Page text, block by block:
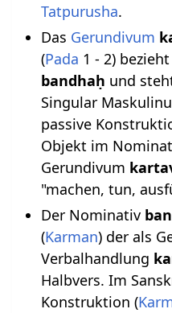
Tatpurusha.
Das Gerundivum
(Pada 1 - 2)
bandhaḥ und
Singular
passive
Objekt im
Gerundivum
"machen, tun,
Der Nominativ
(Karman) der als
Verbalhandlung
Halbvers. Im
Konstruktion (